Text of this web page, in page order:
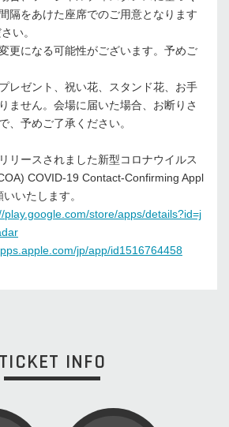
隔をあけた座席でのご用意となります
い。
更になる可能性がございます。予めご
レゼント、祝い花、スタンド花、お手
ません。会場に届いた場合、お断りさ
、予めご了承ください。
リースされました新型コロナウイルス
COVID-19 Contact-Confirming Appl
いたします。
play.google.com/store/apps/details?id=j
jp/app/id1516764458
TICKET INFO